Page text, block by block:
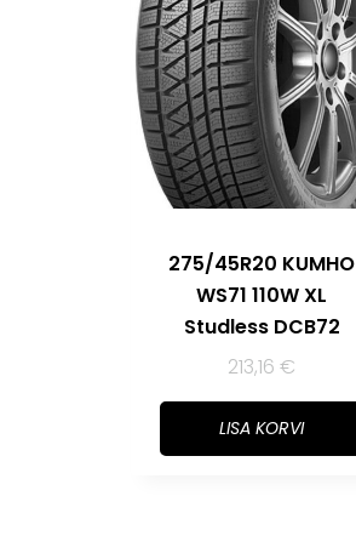
275/45R20 KUMHO
WS71 110W XL
Studless DCB72
213,16€
LISA KORVI